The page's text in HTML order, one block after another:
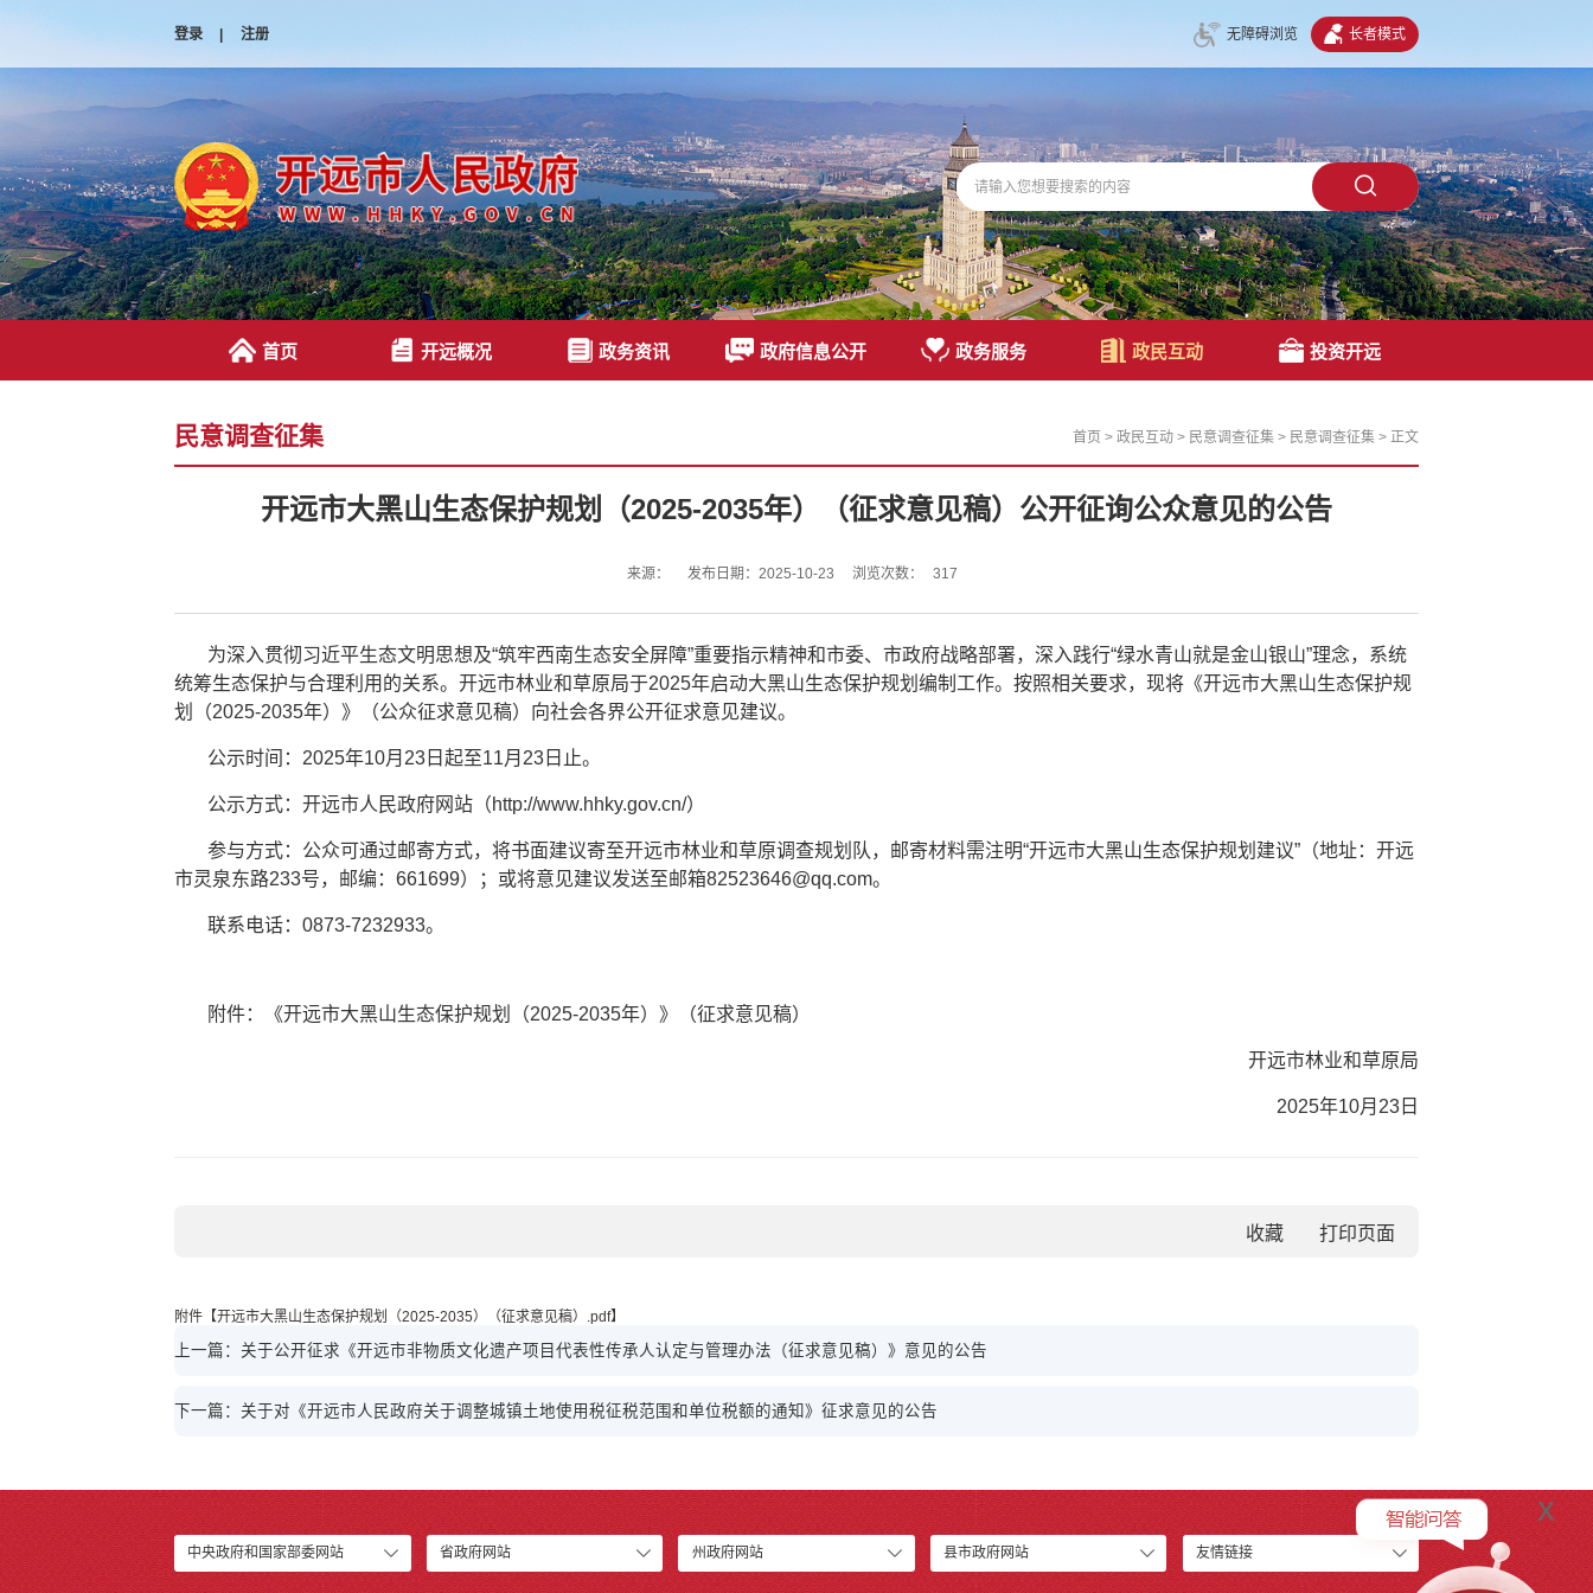
登录 | 注册 无障碍浏览 长者模式
首页 开远概况 政务资讯 政府信息公开 政务服务 政民互动 投资开远
民意调查征集 首页 > 政民互动 > 民意调查征集 > 民意调查征集 > 正文
开远市大黑山生态保护规划（2025-2035年）（征求意见稿）公开征询公众意见的公告
来源： 发布日期：2025-10-23 浏览次数： 317
为深入贯彻习近平生态文明思想及“筑牢西南生态安全屏障”重要指示精神和市委、市政府战略部署，深入践行“绿水青山就是金山银山”理念，系统
统筹生态保护与合理利用的关系。开远市林业和草原局于2025年启动大黑山生态保护规划编制工作。按照相关要求，现将《开远市大黑山生态保护规
划（2025-2035年）》（公众征求意见稿）向社会各界公开征求意见建议。
公示时间：2025年10月23日起至11月23日止。
公示方式：开远市人民政府网站（http://www.hhky.gov.cn/）
参与方式：公众可通过邮寄方式，将书面建议寄至开远市林业和草原调查规划队，邮寄材料需注明“开远市大黑山生态保护规划建议”（地址：开远
市灵泉东路233号，邮编：661699）；或将意见建议发送至邮箱82523646@qq.com。
联系电话：0873-7232933。
附件：《开远市大黑山生态保护规划（2025-2035年）》（征求意见稿）
开远市林业和草原局
2025年10月23日
收藏
附件【开远市大黑山生态保护规划（2025-2035）（征求意见稿）.pdf】
上一篇：关于公开征求《开远市非物质文化遗产项目代表性传承人认定与管理办法（征求意见稿）》意见的公告
下一篇：关于对《开远市人民政府关于调整城镇土地使用税征税范围和单位税额的通知》征求意见的公告
中央政府和国家部委网站 省政府网站 州政府网站 县市政府网站 友情链接
x